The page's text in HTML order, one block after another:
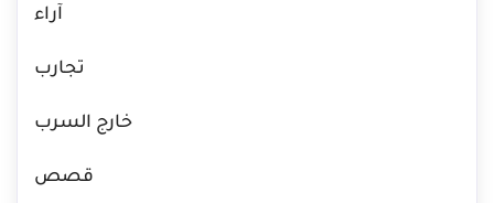
آراء
تجارب
خارج السرب
قصص